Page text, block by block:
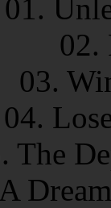
01.
02.
03.
04.
The